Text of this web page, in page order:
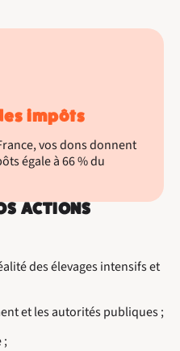
ACTIONS
des élevages intensifs et
et les autorités publiques ;
;
impôts
vos dons donnent
égale à 66 % du